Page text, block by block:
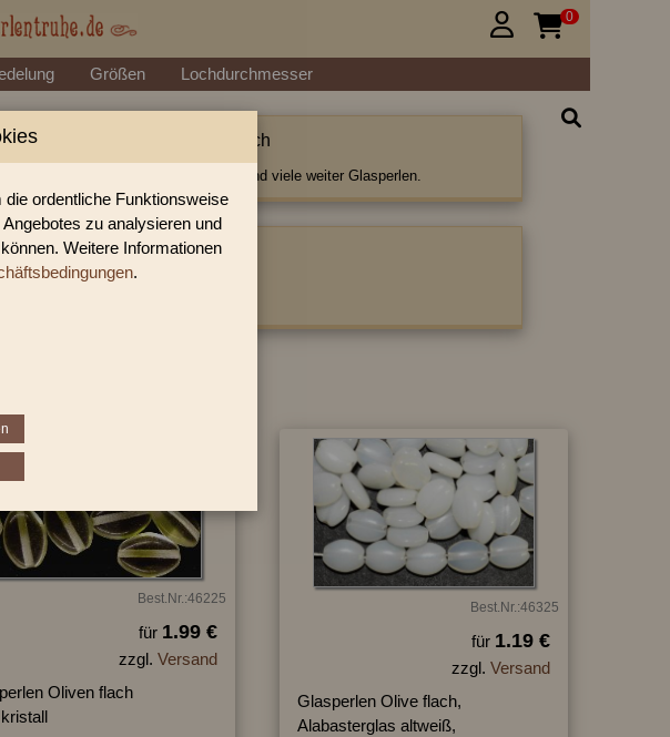
 0
Größen Lochdurchmesser
für gedrückte Perlen Oliven flach
gedrückte Perlen Oliven flach und viele weiter Glasperlen.
sich in folgender Kategorie:
Perlen|Oliven
Best.Nr.:46225
für 1.99 €
zzgl. Versand
Oliven flach
Best.Nr.:46325
für 1.19 €
zzgl. Versand
Glasperlen Olive flach,
Alabasterglas altweiß,
ordentliche Funktionsweise
zu analysieren und
Weitere Informationen
.